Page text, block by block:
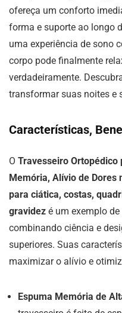
ofereça um conforto
forma e suporte ao longo
uma experiência de sono
corpo pode finalmente
verdadeiramente.
transformar suas noites e
Características,
O Travesseiro Ortopédico
Memória, Alívio de Dores
para ciática, costas,
gravidez é um exemplo
combinando ciência e
superiores. Suas
maximizar o alívio e
Espuma Memória de